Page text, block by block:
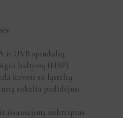
ir UVB spindulių.
baltymų (HSP)
kovoti su ląstelių
sukelia padidėjusi
išsausėjimą nukreiptas